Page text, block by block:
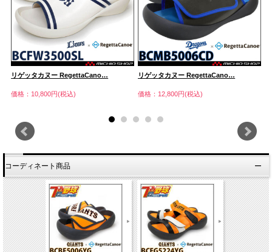
リゲッタカヌー RegettaCano…
価格：10,800円(税込)
リゲッタカヌー RegettaCano…
価格：12,800円(税込)
コーディネート商品